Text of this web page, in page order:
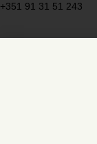
+351 91 31 51 243